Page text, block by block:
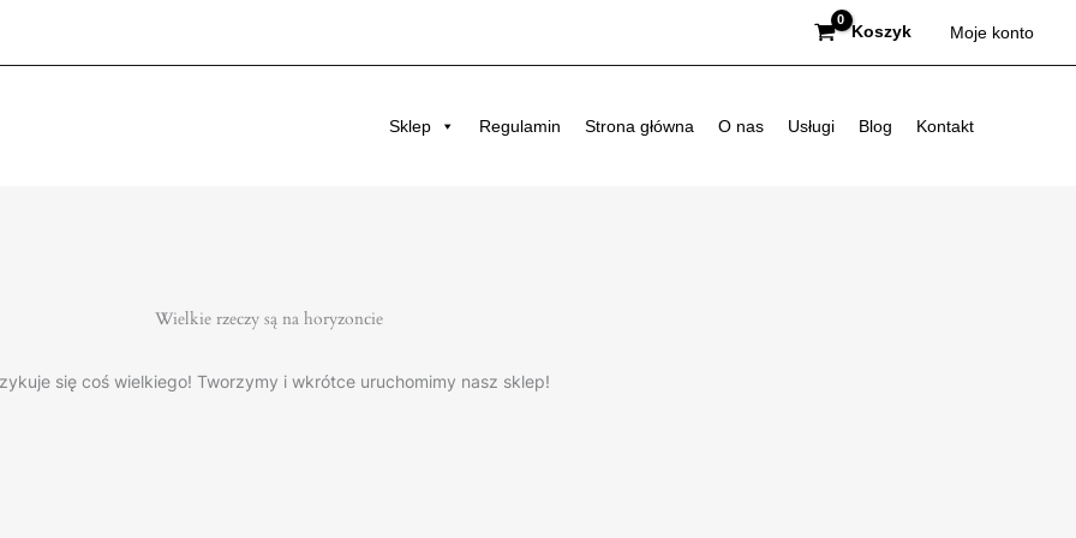
Koszyk Moje konto
Sklep Regulamin Strona główna O nas Usługi Blog Kontakt
Wielkie rzeczy są na horyzoncie
się coś wielkiego! Tworzymy i wkrótce uruchomimy nasz sklep!